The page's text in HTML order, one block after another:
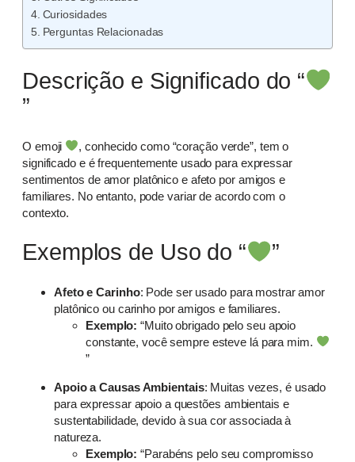
Curiosidades
Perguntas Relacionadas
Descrição e Significado do “
”
O emoji
, conhecido como “coração verde”, tem o
significado e é frequentemente usado para expressar
sentimentos de amor platônico e afeto por amigos e
familiares. No entanto, pode variar de acordo com o
contexto.
Exemplos de Uso do “ ”
Afeto e Carinho: Pode ser usado para mostrar amor
platônico ou carinho por amigos e familiares.
Exemplo: “Muito obrigado pelo seu apoio
constante, você sempre esteve lá para mim.
”
Apoio a Causas Ambientais: Muitas vezes, é usado
para expressar apoio a questões ambientais e
sustentabilidade, devido à sua cor associada à
natureza.
Exemplo: “Parabéns pelo seu compromisso